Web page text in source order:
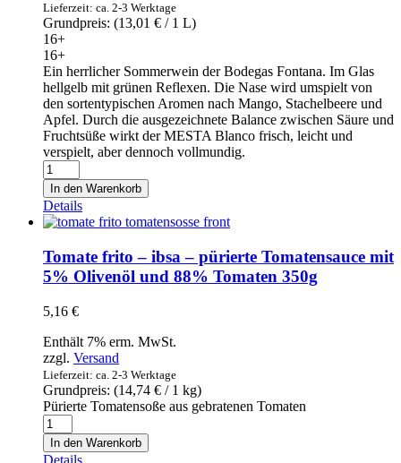
Lieferzeit: ca. 2-3 Werktage
Grundpreis: (13,01 € / 1 L)
16+
16+
Ein herrlicher Sommerwein der Bodegas Fontana. Im Glas
hellgelb mit grünen Reflexen. Die Nase wird umspielt von
den sortentypischen Aromen nach Mango, Stachelbeere und
Apfel. Durch die ausgezeichnete Balance zwischen Säure und
Fruchtsüße wirkt der MESTA Blanco frisch, leicht und
verspielt, aber dennoch vollmundig.
Weißwein
Mesta
2019
Verdejo
0,75l
Menge
In den Warenkorb
Details
Tomate frito – ibsa – pürierte Tomatensauce mit
5% Olivenöl und 88% Tomaten 350g
5,16 €
Enthält 7% erm. MwSt.
zzgl. Versand
Lieferzeit: ca. 2-3 Werktage
Grundpreis: (14,74 € / 1 kg)
Pürierte Tomatensoße aus gebratenen Tomaten
Tomate
frito
-
In den Warenkorb
Details